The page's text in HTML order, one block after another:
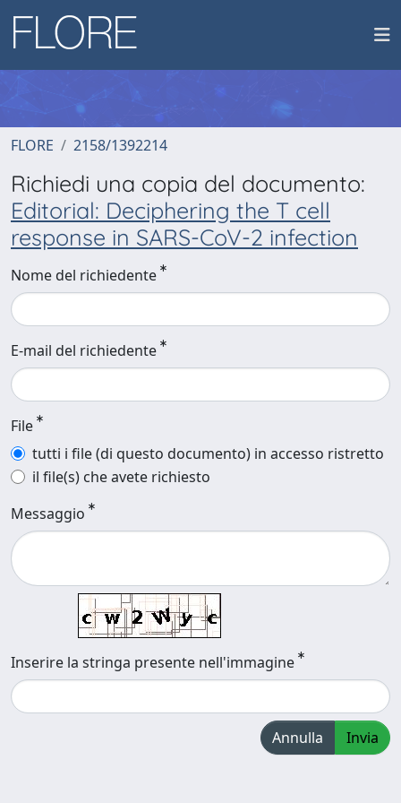
FLORE 2158/1392214
Richiedi una copia del documento:
Editorial: Deciphering the T cell
response in SARS-CoV-2 infection
Nome del richiedente
E-mail del richiedente
File
tutti i file (di questo documento) in accesso ristretto
il file(s) che avete richiesto
Messaggio
Inserire la stringa presente nell'immagine
Annulla Invia